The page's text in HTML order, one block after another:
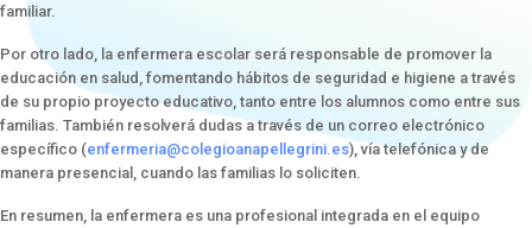
familiar.
Por otro lado, la enfermera escolar será responsable de promover la
educación en salud, fomentando hábitos de seguridad e higiene a través
de su propio proyecto educativo, tanto entre los alumnos como entre sus
familias. También resolverá dudas a través de un correo electrónico
específico (enfermeria@colegioanapellegrini.es), vía telefónica y de
manera presencial, cuando las familias lo soliciten.
En resumen, la enfermera es una profesional integrada en el equipo